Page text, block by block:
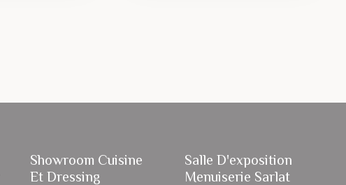
Showroom Cuisine
Et Dressing
Salle D'exposition
Menuiserie Sarlat